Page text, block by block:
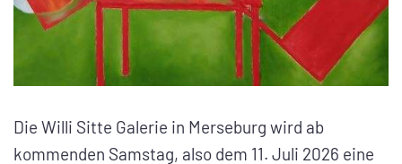
Die Willi Sitte Galerie in Merseburg wird ab
kommenden Samstag, also dem 11. Juli 2026 eine